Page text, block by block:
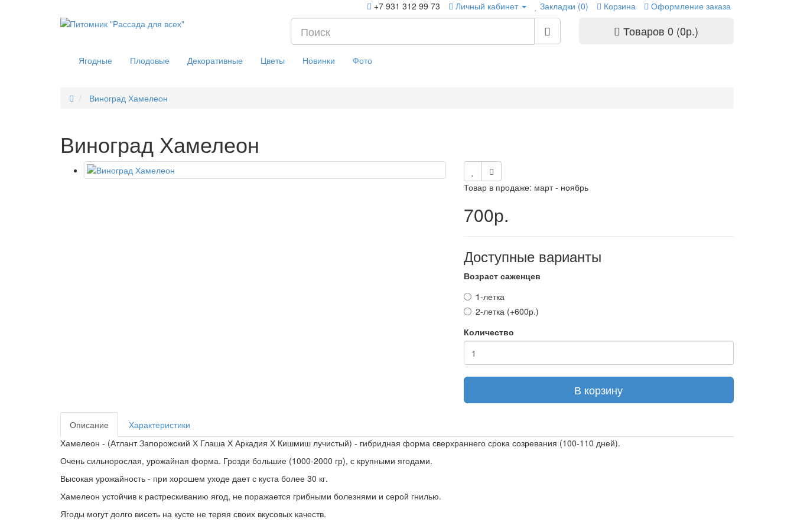
+7 931 312 99 73 Личный кабинет Закладки (0) Корзина Оформление заказа
Товаров 0 (0р.)
Ягодные Плодовые Декоративные Цветы Новинки Фото
Виноград Хамелеон
Виноград Хамелеон
Товар в продаже: март - ноябрь
700р.
Доступные варианты
Возраст саженцев
1-летка
2-летка (+600р.)
Количество
В корзину
Описание
Характеристики
Хамелеон - (Атлант Запорожский Х Глаша Х Аркадия Х Кишмиш лучистый) - гибридная форма сверхраннего срока созревания (100-110 дней).
Очень сильнорослая, урожайная форма. Грозди большие (1000-2000 гр), с крупными ягодами.
Высокая урожайность - при хорошем уходе дает с куста более 30 кг.
Хамелеон устойчив к растрескиванию ягод, не поражается грибными болезнями и серой гнилью.
Ягоды могут долго висеть на кусте не теряя своих вкусовых качеств.